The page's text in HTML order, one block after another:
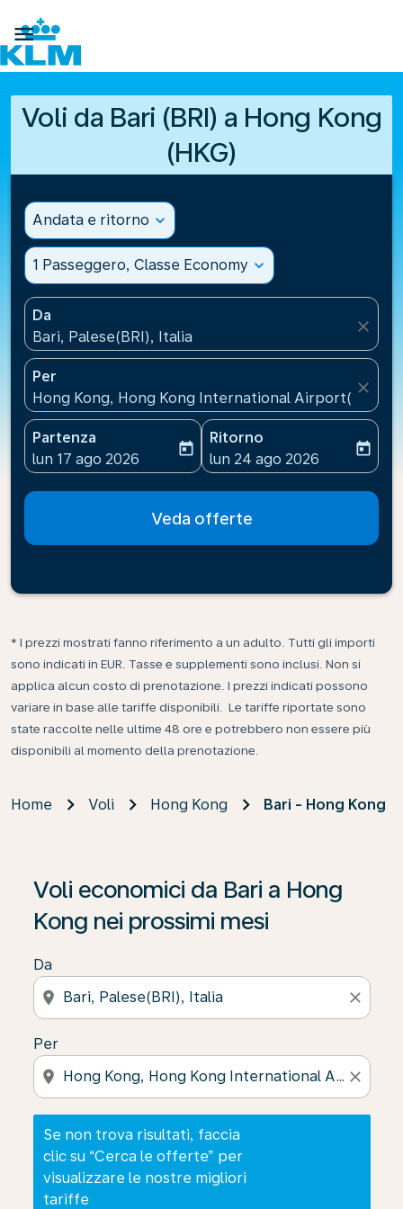

Voli da Bari (BRI) a Hong Kong
(HKG)
Andata e ritorno expand_more
1 Passeggero, Classe Economy expand_more
Da
Bari, Palese(BRI), Italia
close
Per
Hong Kong, Hong Kong International Airport(HKG),
close
Partenza
fc-booking-departure-date-aria-label
lun 17 ago 2026
today
Ritorno
fc-booking-return-date-
lun 24 ago 2026
today
Veda offerte
* I prezzi mostrati fanno riferimento a un adulto. Tutti gli importi
sono indicati in EUR. Tasse e supplementi sono inclusi. Non si
applica alcun costo di prenotazione. I prezzi indicati possono
variare in base alle tariffe disponibili. Le tariffe riportate sono
state raccolte nelle ultime 48 ore e potrebbero non essere più
disponibili al momento della prenotazione.
Home Voli Hong Kong Bari - Hong Kong
Voli economici da Bari a Hong
Kong nei prossimi mesi
Da
location_on close
Per
location_on close
Se non trova risultati, faccia
clic su “Cerca le offerte” per
visualizzare le nostre migliori
tariffe
Se non trova risultati, faccia clic su “Cerca le offerte”